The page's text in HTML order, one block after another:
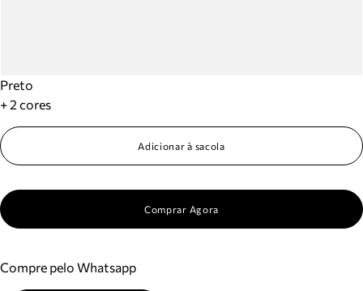
Preto
+ 2 cores
Adicionar à sacola
Comprar Agora
Compre pelo Whatsapp